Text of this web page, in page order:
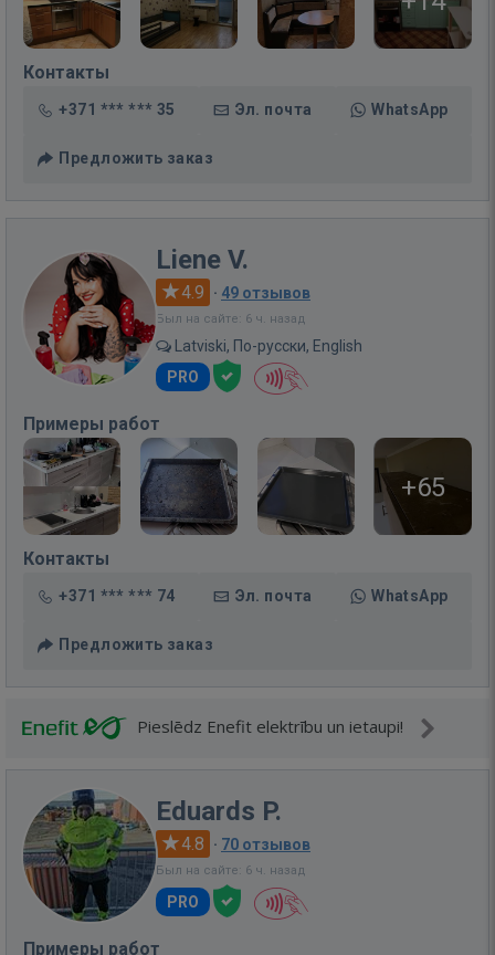
Контакты
+371 *** *** 35 Эл. почта WhatsApp
Предложить заказ
Liene V.
4.9 · 49 отзывов
Был на сайте: 6 ч. назад
Latviski, По-русски, English
PRO
Примеры работ
+65
Контакты
+371 *** *** 74 Эл. почта WhatsApp
Предложить заказ
Pieslēdz Enefit elektrību un ietaupi!
Eduards P.
4.8 · 70 отзывов
Был на сайте: 6 ч. назад
PRO
Примеры работ